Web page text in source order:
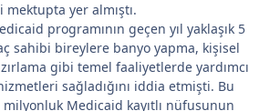
yer almıştı.
programının geçen yıl yaklaşık 5
sahibi bireylere banyo yapma, kişisel
gibi temel faaliyetlerde yardımcı
sağladığını iddia etmişti. Bu
Medicaid kayıtlı nüfusunun